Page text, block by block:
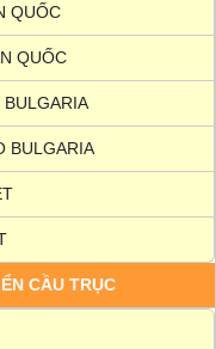
QUỐC
QUỐC
BULGARIA
BULGARIA
CẦU TRỤC